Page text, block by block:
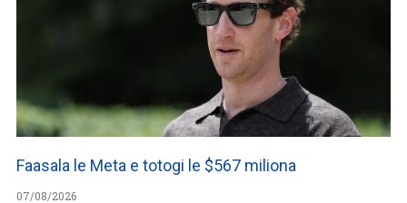
Faasala le Meta e totogi le $567 miliona
07/08/2026